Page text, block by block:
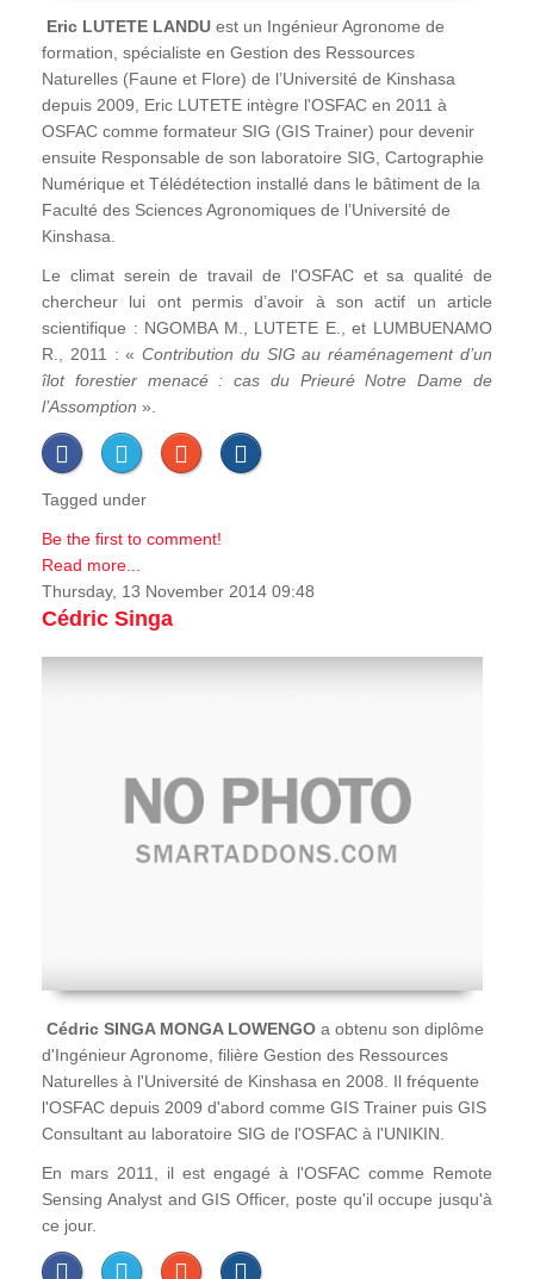
Eric LUTETE LANDU est un Ingénieur Agronome de
formation, spécialiste en Gestion des Ressources
Naturelles (Faune et Flore) de l’Université de Kinshasa
depuis 2009, Eric LUTETE intègre l'OSFAC en 2011 à
OSFAC comme formateur SIG (GIS Trainer) pour devenir
ensuite Responsable de son laboratoire SIG, Cartographie
Numérique et Télédétection installé dans le bâtiment de la
Faculté des Sciences Agronomiques de l’Université de
Kinshasa.
Le climat serein de travail de l'OSFAC et sa qualité de
chercheur lui ont permis d’avoir à son actif un article
scientifique : NGOMBA M., LUTETE E., et LUMBUENAMO
R., 2011 : «Contribution du SIG au réaménagement d’un
îlot forestier menacé : cas du Prieuré Notre Dame de
l’Assomption ».
Tagged under
Be the first to comment!
Read more...
Thursday, 13 November 2014 09:48
Cédric Singa
Cédric SINGA MONGA LOWENGO a obtenu son diplôme
d'Ingénieur Agronome, filière Gestion des Ressources
Naturelles à l'Université de Kinshasa en 2008. Il fréquente
l'OSFAC depuis 2009 d'abord comme GIS Trainer puis GIS
Consultant au laboratoire SIG de l'OSFAC à l'UNIKIN.
En mars 2011, il est engagé à l'OSFAC comme Remote
Sensing Analyst and GIS Officer, poste qu'il occupe jusqu'à
ce jour.